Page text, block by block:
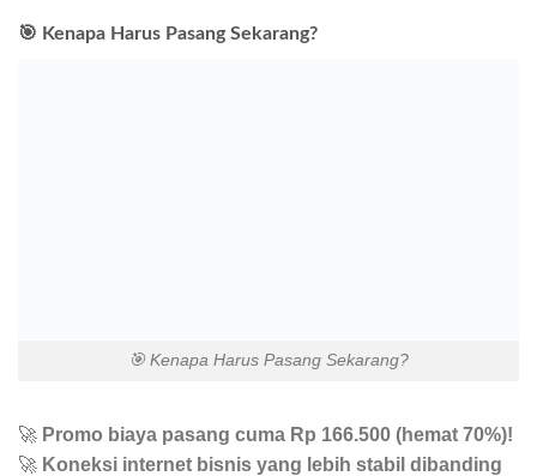
🎯 Kenapa Harus Pasang Sekarang?
🎯 Kenapa Harus Pasang Sekarang?
🚀 Promo biaya pasang cuma Rp 166.500 (hemat 70%)!
🚀 Koneksi internet bisnis yang lebih stabil dibanding